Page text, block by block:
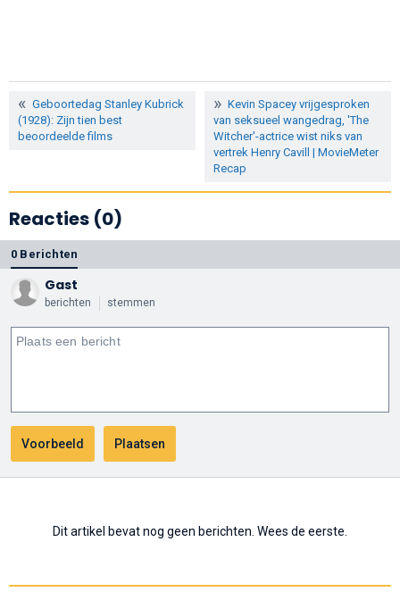
Geboortedag Stanley Kubrick
(1928): Zijn tien best
beoordeelde films
Kevin Spacey vrijgesproken
van seksueel wangedrag, 'The
Witcher'-actrice wist niks van
vertrek Henry Cavill | MovieMeter
Recap
Reacties (0)
0 Berichten
Gast
berichten stemmen
Dit artikel bevat nog geen berichten. Wees de eerste.